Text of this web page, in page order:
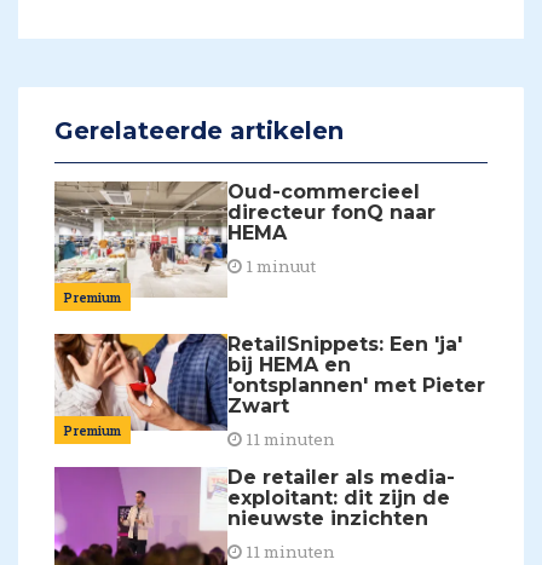
Gerelateerde artikelen
Premium
Oud-commercieel
directeur fonQ naar
HEMA
1 minuut
Premium
RetailSnippets: Een 'ja'
bij HEMA en
'ontsplannen' met Pieter
Zwart
11 minuten
De retailer als media-
exploitant: dit zijn de
nieuwste inzichten
11 minuten